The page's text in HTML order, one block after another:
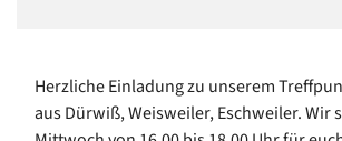
Herzliche Einladung zu unserem
aus Dürwiß, Weisweiler, Eschweiler. Wir